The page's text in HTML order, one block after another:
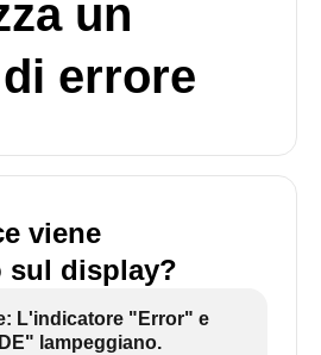
un
errore
viene
sul display?
L'indicatore "Error" e
lampeggiano.